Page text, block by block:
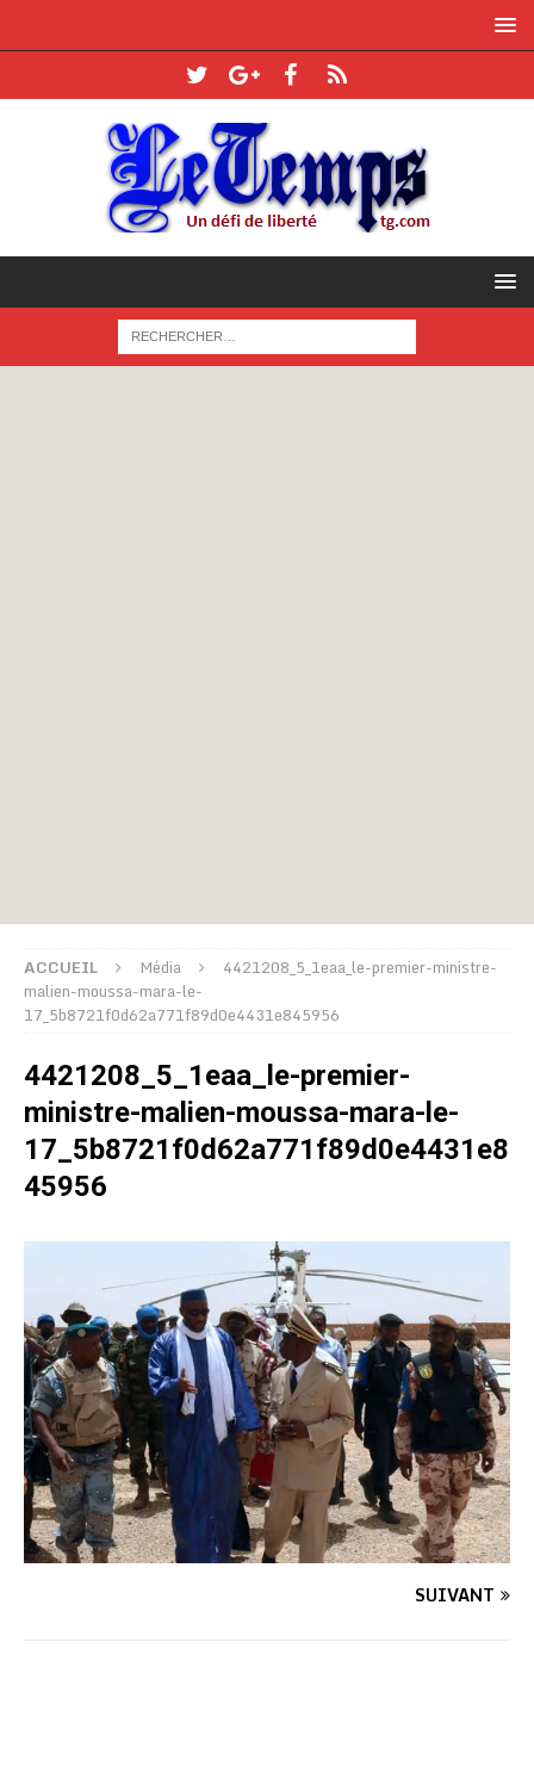
ACCUEIL Média
4421208_5_1eaa_le-premier-ministre-
malien-moussa-mara-le-
17_5b8721f0d62a771f89d0e4431e845956
4421208_5_1eaa_le-premier-
ministre-malien-moussa-mara-le-
17_5b8721f0d62a771f89d0e4431e8
45956
SUIVANT